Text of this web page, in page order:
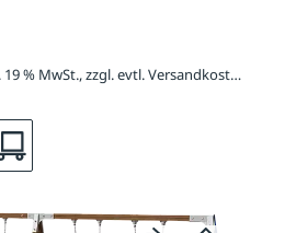
5.576,34 € / Stück inkl. 19 % MwSt., zzgl. evtl. Versandkosten